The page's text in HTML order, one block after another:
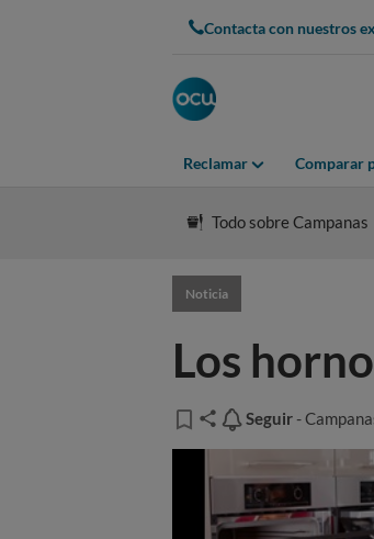
Contacta con nuestros
Reclamar Comparar
Todo sobre Campanas
Noticia
Los
Seguir
Seguir -